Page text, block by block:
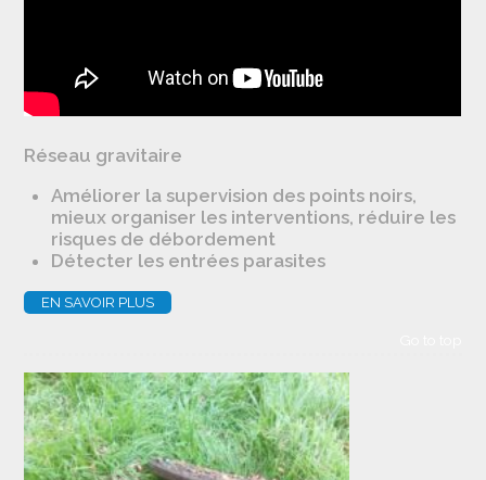
Réseau gravitaire
Améliorer la supervision des points noirs,
mieux organiser les interventions, réduire les
risques de débordement
Détecter les entrées parasites
EN SAVOIR PLUS